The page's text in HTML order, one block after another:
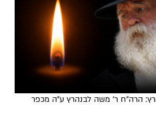
הרה"ח ר' משה לבנהרץ ע"ה מכפר